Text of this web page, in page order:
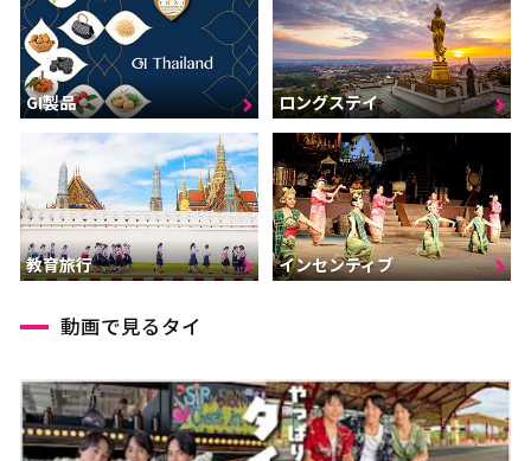
GI製品 ロングステイ
教育旅行 インセンティブ
動画で見るタイ